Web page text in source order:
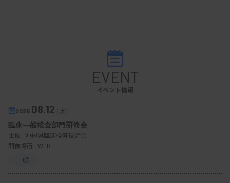
EVENT
イベント情報
2026. 08.12（水）
臨床一般検査部門研修会
主催 : 沖縄県臨床検査技師会
開催場所 : WEB
一般